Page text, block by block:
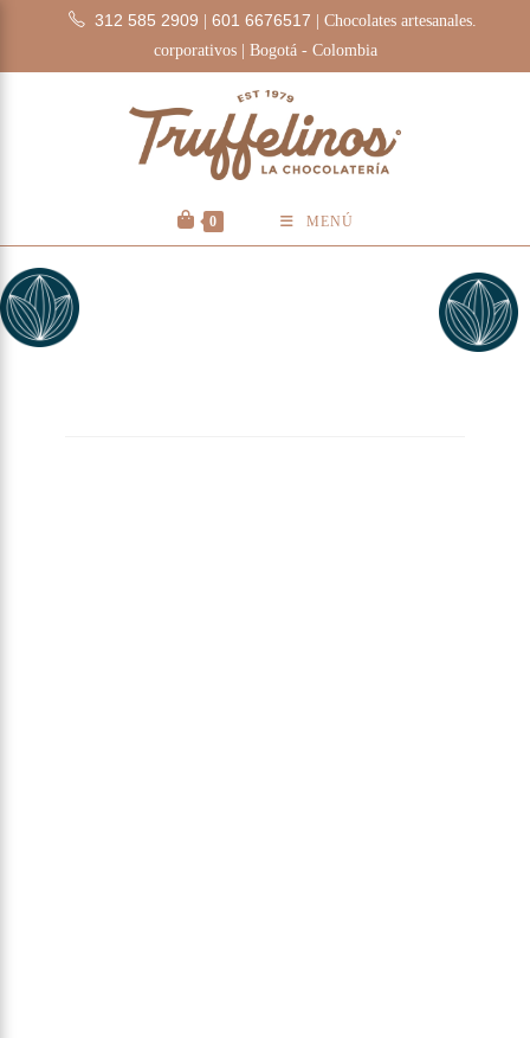
312 585 2909 601 6676517
| Chocolates artesanales.
corporativos | Bogotá - Colombia
0 MENÚ